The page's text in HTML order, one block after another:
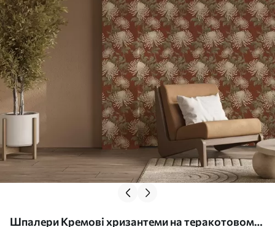
Шпалери Кремові хризантеми на теракотовому